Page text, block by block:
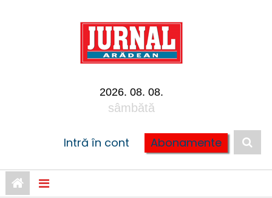
2026. 08. 08.
sâmbătă
Intră în cont Abonamente